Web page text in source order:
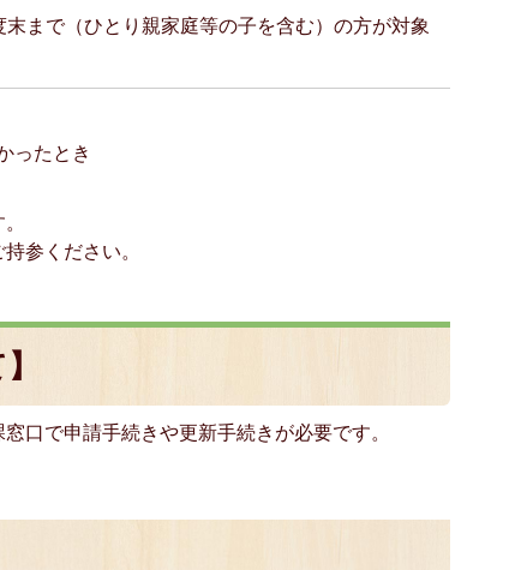
まで（ひとり親家庭等の子を含む）の方が対象
ったとき
参ください。
口で申請手続きや更新手続きが必要です。